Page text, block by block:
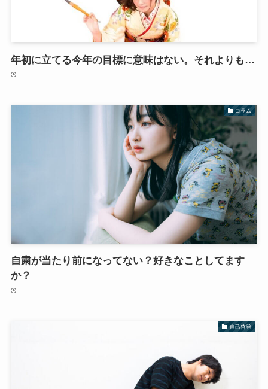
年初に立てる今年の目標に意味はない。それよりも…
コラム
自粛が当たり前になってない？好きなことしてます
か？
自己啓発